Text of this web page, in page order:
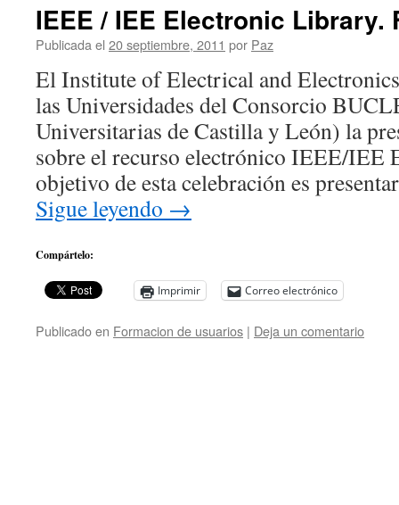
IEEE / IEE Electronic Library.
Publicada el 20 septiembre, 2011 por Paz
El Institute of Electrical and
las Universidades del Consorcio
Universitarias de Castilla y León) la
sobre el recurso electrónico IEEE/
objetivo de esta celebración es
Sigue leyendo →
Compártelo:
Imprimir Correo electrónico
Publicado en Formacion de usuarios | Deja un comentario